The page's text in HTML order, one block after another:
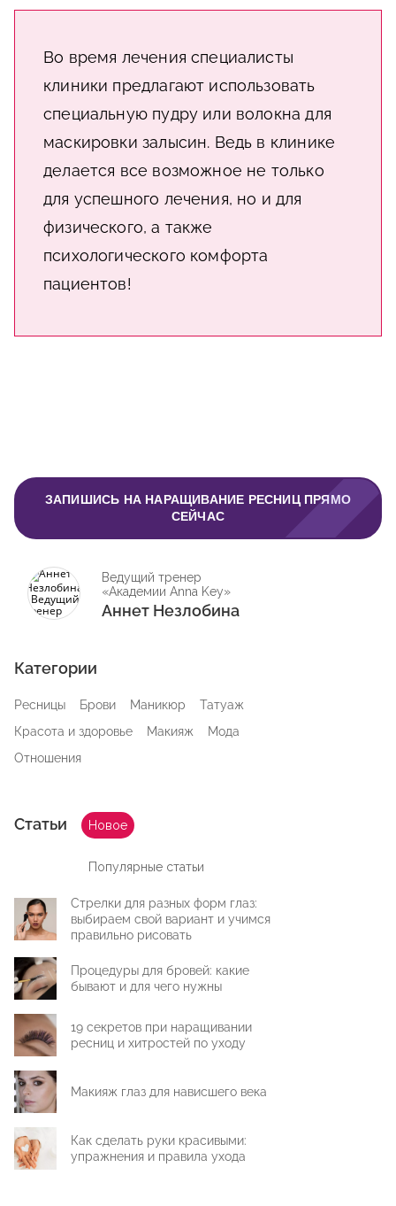
Во время лечения специалисты
клиники предлагают использовать
специальную пудру или волокна для
маскировки залысин. Ведь в клинике
делается все возможное не только
для успешного лечения, но и для
физического, а также
психологического комфорта
пациентов!
ЗАПИШИСЬ НА НАРАЩИВАНИЕ РЕСНИЦ ПРЯМО
СЕЙЧАС
Ведущий тренер
«Академии Anna Key»
Аннет Незлобина
Категории
Ресницы Брови Маникюр
Татуаж
Красота и здоровье
Макияж
Мода
Отношения
Статьи Новое
Популярные статьи
Стрелки для разных форм глаз:
выбираем свой вариант и учимся
правильно рисовать
Процедуры для бровей: какие
бывают и для чего нужны
19 секретов при наращивании
ресниц и хитростей по уходу
Макияж глаз для нависшего века
Как сделать руки красивыми:
упражнения и правила ухода